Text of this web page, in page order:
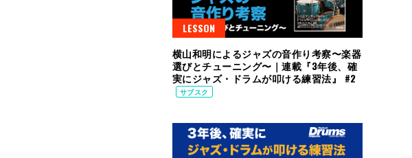
LESSON
横山和明によるジャズの音作り考察〜楽器
選びとチューニング〜｜連載『3年後、確
実にジャズ・ドラムが叩ける練習法』 #2
サブスク